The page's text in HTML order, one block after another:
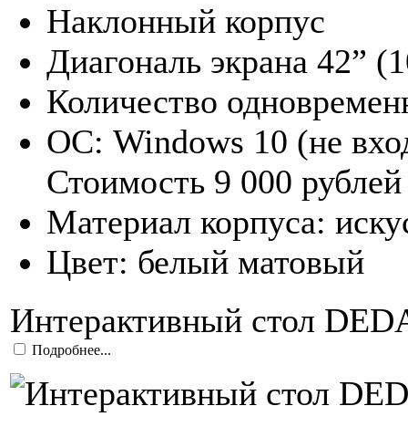
Наклонный корпус
Диагональ экрана 42”
Количество
ОС: Windows 10 (не
Стоимость 9 000 рублей
Материал корпуса:
Цвет: белый матовый
Интерактивный стол
Подробнее...